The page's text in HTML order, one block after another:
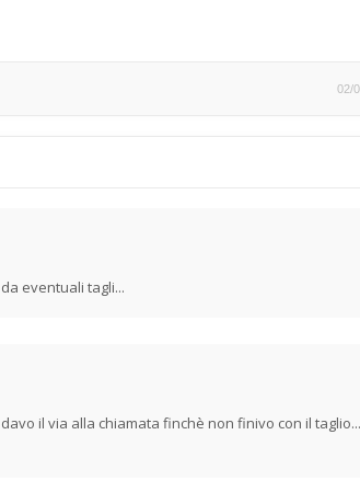
02/
eventuali tagli...
il via alla chiamata finchè non finivo con il taglio...